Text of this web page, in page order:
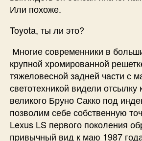
Или похоже.
Toyota, ты ли это?
Многие современники в
крупной хромированной
тяжеловесной задней части с
светотехникой видели отсылку
великого Бруно Сакко под
позволим себе собственную
Lexus LS первого поколения
привычный вид к маю 1987